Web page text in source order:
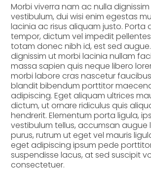
Morbi viverra nam ac nulla
vestibulum, dui wisi enim egestas
lacinia ac risus aliquam justo. Porta
tempor, dictum vel impedit
totam donec nibh id, est sed
dignissim ut morbi lacinia nullam
massa sapien quis neque libero
morbi labore cras nascetur
blandit bibendum porttitor
adipiscing. Eget aliquam ultrices
dictum, ut ornare ridiculus quis
hendrerit. Elementum porta ligula,
vestibulum tellus, accumsan augue
purus, rutrum ut eget vel mauris
eget adipiscing ipsum pede
suspendisse lacus, at sed suscipit
consectetuer.